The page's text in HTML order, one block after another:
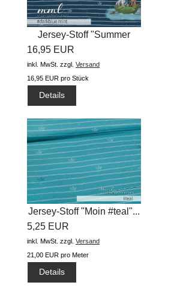
Jersey-Stoff "Summer
Sweethearts...
16,95 EUR
inkl. MwSt. zzgl. Versand
16,95 EUR pro Stück
Details
Jersey-Stoff "Moin #teal"...
5,25 EUR
inkl. MwSt. zzgl. Versand
21,00 EUR pro Meter
Details